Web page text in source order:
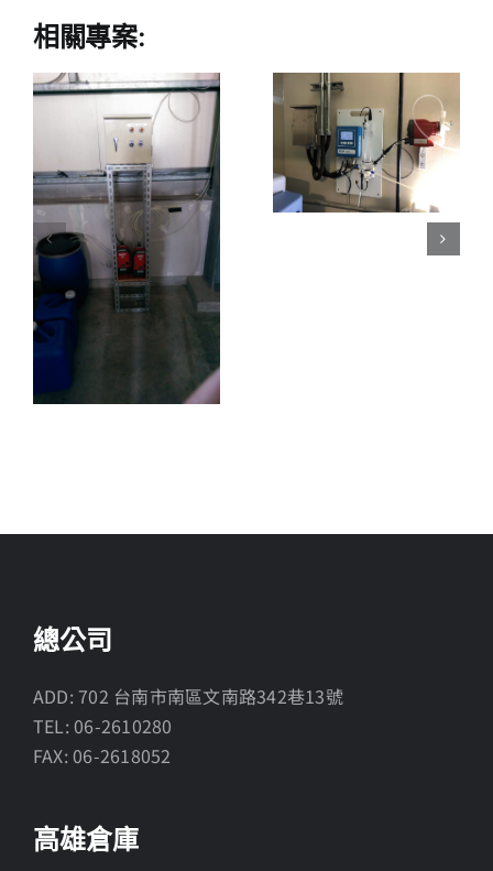
相關專案:
餘氯監控定
量加藥系統
家庭用全戶
型軟水系統
安裝
總公司
ADD: 702 台南市南區文南路342巷13號
TEL: 06-2610280
FAX: 06-2618052
高雄倉庫